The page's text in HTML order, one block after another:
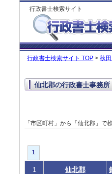
行政書士検索サイト
行政書士検索サイト TOP > 秋
仙北郡の行政書士事務所
「市区町村」から「仙北郡」で
1
1 仙北郡